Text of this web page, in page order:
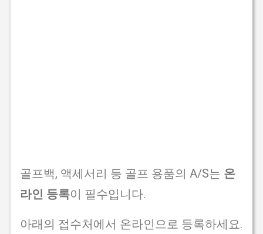
골프백, 액세서리 등 골프 용품의 A/S는 온
라인 등록이 필수입니다.
아래의 접수처에서 온라인으로 등록하세요.